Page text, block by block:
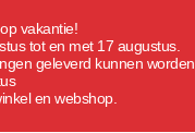
vakantie!
tot en met 17 augustus.
geleverd kunnen worden.
en webshop.